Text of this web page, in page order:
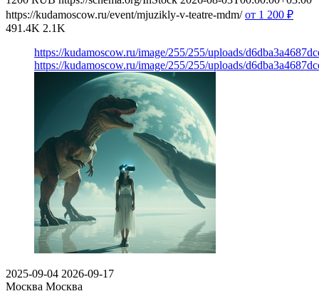
https://kudamoscow.ru/event/mjuzikly-v-teatre-mdm/ от 1 200 ₽
491.4K 2.1K
https://kudamoscow.ru/image/255/255/uploads/
https://kudamoscow.ru/image/255/255/uploads/
2025-09-04 2026-09-17
Москва Москва